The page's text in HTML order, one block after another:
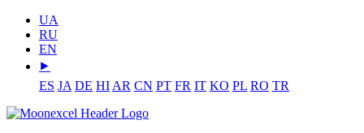
UA
RU
EN
⯈
ES JA DE HI AR CN PT FR IT KO PL RO TR